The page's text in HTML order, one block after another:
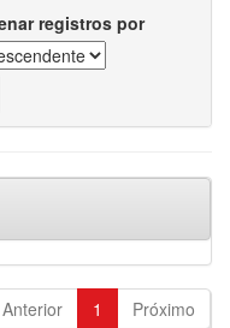
registros por
Anterior 1 Próximo